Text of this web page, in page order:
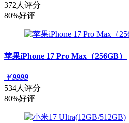
372人评分
80%好评
苹果iPhone 17 Pro Max（256GB）
￥9999
534人评分
80%好评